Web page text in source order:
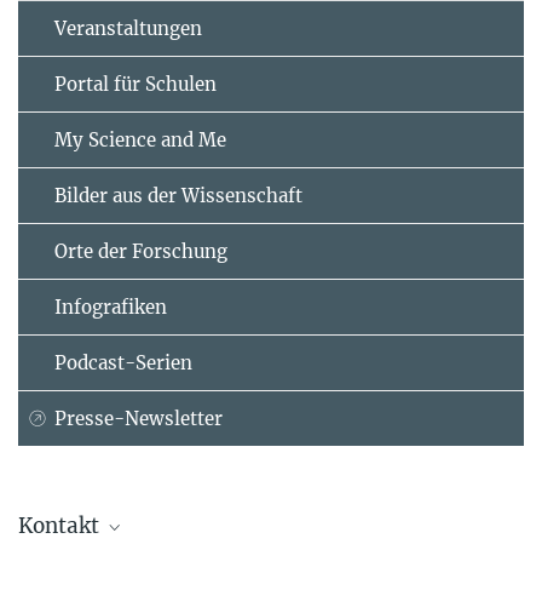
Veranstaltungen
Portal für Schulen
My Science and Me
Bilder aus der Wissenschaft
Orte der Forschung
Infografiken
Podcast-Serien
Presse-Newsletter
Kontakt